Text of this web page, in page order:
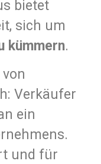
bietet
sich um
kümmern.
Verkäufer
ein
und für